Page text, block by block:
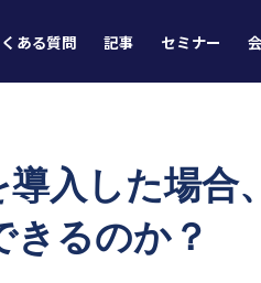
ある質問 記事 セミナー
入した場合
きるのか？